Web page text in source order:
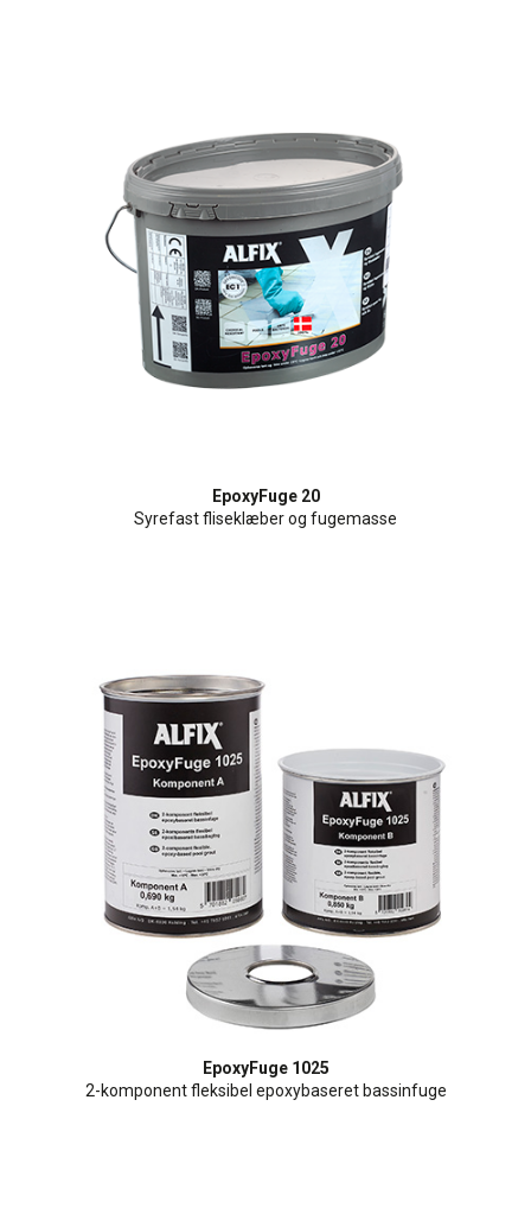
EpoxyFuge 20
Syrefast fliseklæber og fugemasse
EpoxyFuge 1025
2-komponent fleksibel epoxybaseret bassinfuge